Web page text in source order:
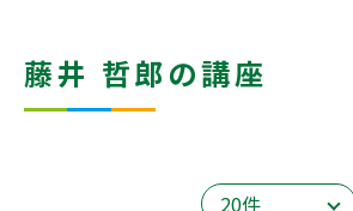
藤井 哲郎の講座